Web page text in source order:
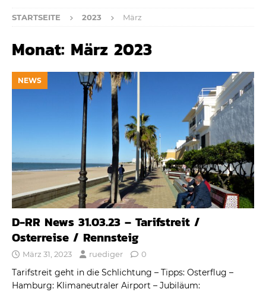
STARTSEITE 2023 März
Monat: März 2023
NEWS
D-RR News 31.03.23 – Tarifstreit /
Osterreise / Rennsteig
März 31, 2023 ruediger 0
Tarifstreit geht in die Schlichtung – Tipps: Osterflug –
Hamburg: Klimaneutraler Airport – Jubiläum: